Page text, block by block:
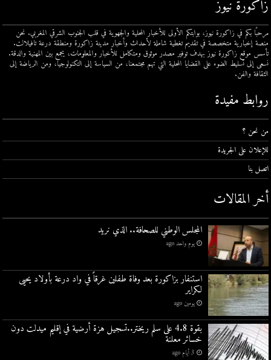
زاكورة نيوز
مرحبًا بكم في زاكورة نيوز، بوابتكم الأولى للأخبار المحلية والجهوية في قلب الجنوب الشرقي المغربي. نحن
منصة إخبارية متخصصة في تقديم تغطية شاملة لأحداث وأخبار مدينة زاكورة ومنطقة درعة تافيلالت.
تأسس موقع زاكورة نيوز بهدف توفير مصدر موثوق ومتكامل للأخبار والمعلومات، يجمع بين المهنية والدقة.
نسعى إلى تسليط الضوء على القضايا المحلية التي تهم مجتمعنا، من السياسة إلى التكنولوجيا، ومن الرياضة إلى
الثقافة والفن.
روابط مفيدة
من نحن ؟
للإعلان على الجريدة
اتصل بنا
أخر المقالات
المجلس الوطني للصحافة.. الذي نريد
يوم واحد ago
استنفار بزاكورة بعد وفاة طفلين غرقاً في واد درعة بأولاد يحيى
لكراير
يومين ago
بقوة 4.8 على سلم ريختر..تسجيل هزة أرضية في إقليم ميدلت دون
خسائر معلنة
3 أيام ago